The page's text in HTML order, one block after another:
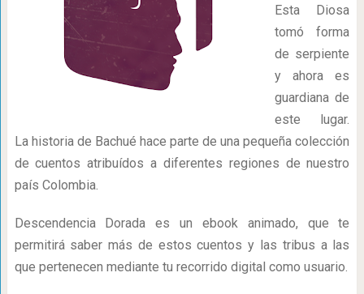
Esta Diosa
tomó forma
de serpiente
y ahora es
guardiana de
este lugar.
La historia de Bachué hace parte de una pequeña colección
de cuentos atribuídos a diferentes regiones de nuestro
país Colombia.
Descendencia Dorada es un ebook animado, que te
permitirá saber más de estos cuentos y las tribus a las
que pertenecen mediante tu recorrido digital como usuario.